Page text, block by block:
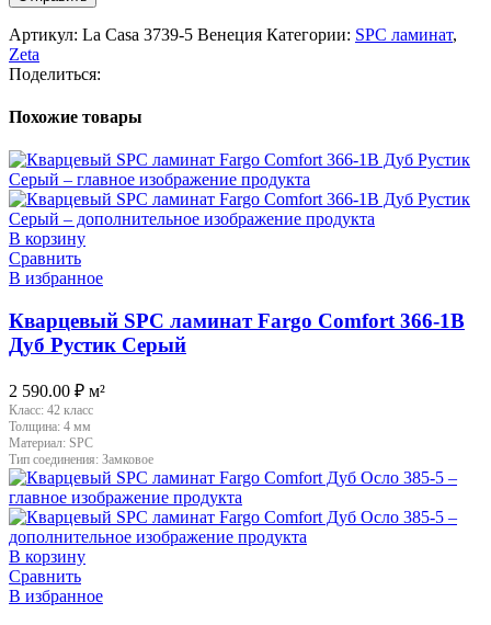
Артикул: La Casa 3739-5 Венеция Категории: SPC ламинат,
Zeta
Поделиться:
Похожие товары
В корзину
Сравнить
В избранное
Кварцевый SPC ламинат Fargo Comfort 366-1B
Дуб Рустик Серый
2 590.00 ₽ м²
Класс: 42 класс
Толщина: 4 мм
Материал: SPC
Тип соединения: Замковое
В корзину
Сравнить
В избранное